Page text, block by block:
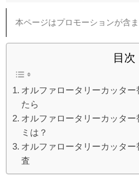
本ページはプロモーションが含ま
目次
オルファロータリーカッタ
たら
オルファロータリーカッタ
ミは？
オルファロータリーカッタ
査